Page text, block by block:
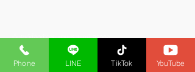
เว็บไซต์นี้จัดทำโดย นายปราโมทย์ สิริดิกิจ
ใบอนุญาตนายหน้าประกันวินาศภัยเลขที่
6104030150
ใบอนุญาตนายหน้าประกันชีวิตเลขที่
6203017330
ใช้สำหรับแนะนำสมาชิกไม่ได้เป็นเว็บของ
Phone LINE TikTok YouTube